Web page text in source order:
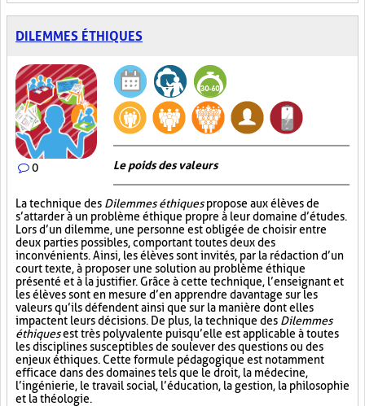
DILEMMES ÉTHIQUES
0 Le poids des valeurs
La technique des Dilemmes éthiquespropose aux élèves de
s’attarder à un problème éthique propre à leur domaine d’études.
Lors d’un dilemme, une personne est obligée de choisir entre
deux parties possibles, comportant toutes deux des
inconvénients. Ainsi, les élèves sont invités, par la rédaction d’un
court texte, à proposer une solution au problème éthique
présenté et à la justifier. Grâce à cette technique, l’enseignant et
les élèves sont en mesure d’en apprendre davantage sur les
valeurs qu’ils défendent ainsi que sur la manière dont elles
impactent leurs décisions. De plus, la technique des Dilemmes
éthiquesest très polyvalente puisqu’elle est applicable à toutes
les disciplines susceptibles de soulever des questions ou des
enjeux éthiques. Cette formule pédagogique est notamment
efficace dans des domaines tels que le droit, la médecine,
l’ingénierie, le travail social, l’éducation, la gestion, la philosophie
et la théologie.